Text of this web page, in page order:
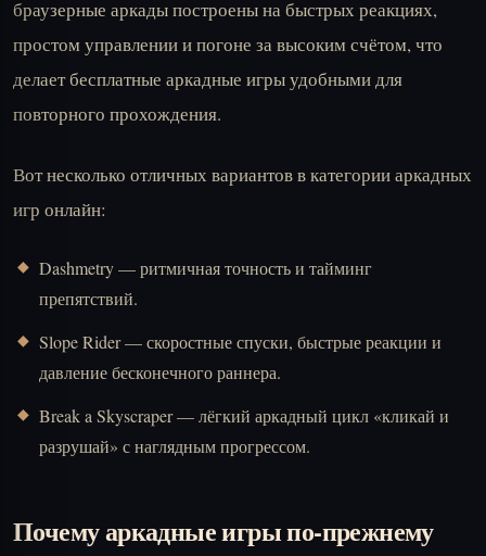
браузерные аркады построены на быстрых реакциях,
простом управлении и погоне за высоким счётом, что
делает бесплатные аркадные игры удобными для
повторного прохождения.
Вот несколько отличных вариантов в категории аркадных
игр онлайн:
Dashmetry— ритмичная точность и тайминг
препятствий.
Slope Rider— скоростные спуски, быстрые реакции и
давление бесконечного раннера.
Break a Skyscraper— лёгкий аркадный цикл «кликай и
разрушай» с наглядным прогрессом.
Почему аркадные игры по-прежнему